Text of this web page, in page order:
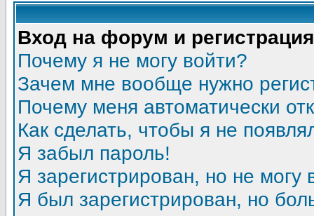
Вход на форум и регистрация
Почему я не могу войти?
Зачем мне вообще нужно
Почему меня автоматически
Как сделать, чтобы я не
Я забыл пароль!
Я зарегистрирован, но не могу
Я был зарегистрирован, но